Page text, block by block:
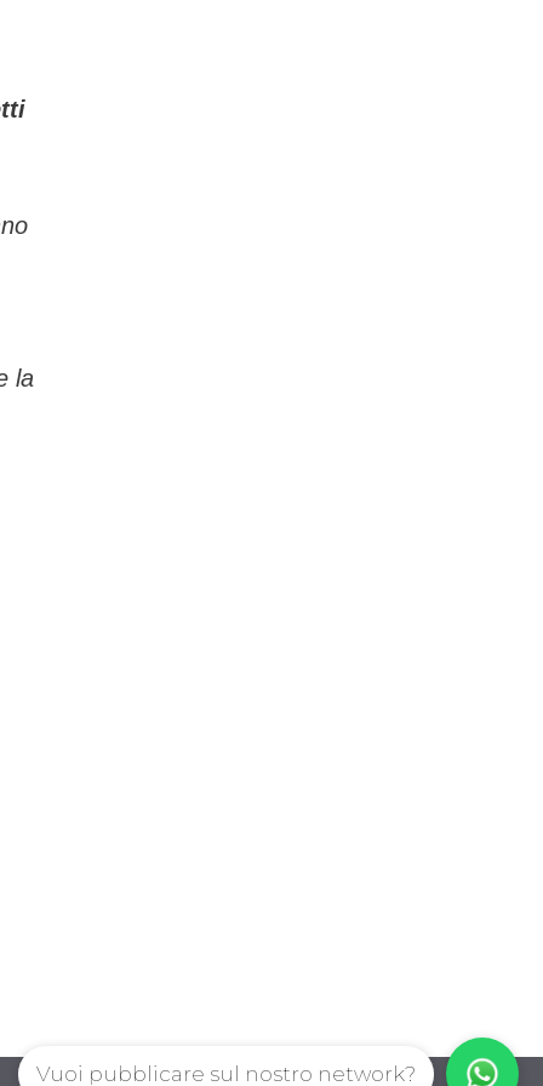
la
Vuoi pubblicare sul nostro network?